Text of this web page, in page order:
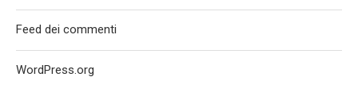
Feed dei commenti
WordPress.org